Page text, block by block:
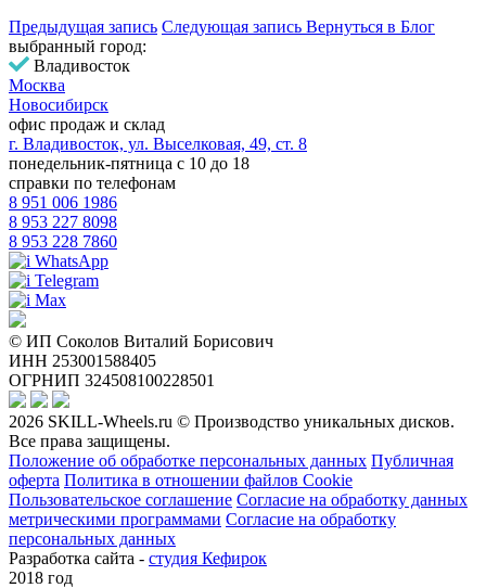
Предыдущая запись Следующая запись Вернуться в Блог
выбранный город:
Владивосток
Москва
Новосибирск
офис продаж и склад
г. Владивосток, ул. Выселковая, 49, ст. 8
понедельник-пятница с 10 до 18
справки по телефонам
8 951 006 1986
8 953 227 8098
8 953 228 7860
WhatsApp
Telegram
Max
© ИП Соколов Виталий Борисович
ИНН 253001588405
ОГРНИП 324508100228501
2026 SKILL-Wheels.ru © Производство уникальных дисков.
Все права защищены.
Положение об обработке персональных данных Публичная
оферта Политика в отношении файлов Cookie
Пользовательское соглашение Согласие на обработку данных
метрическими программами Согласие на обработку
персональных данных
Разработка сайта - студия Кефирок
2018 год